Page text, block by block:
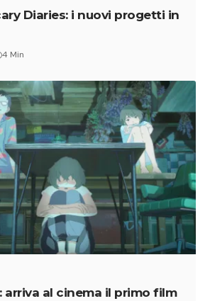
Diaries: i nuovi progetti in
4 Min
arriva al cinema il primo film